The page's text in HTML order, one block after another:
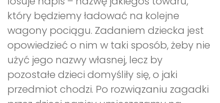
który będziemy ładować na kolejne
wagony pociągu. Zadaniem dziecka jest
opowiedzieć o nim w taki sposób, żeby nie
użyć jego nazwy własnej, lecz by
pozostałe dzieci domyśliły się, o jaki
przedmiot chodzi. Po rozwiązaniu zagadki